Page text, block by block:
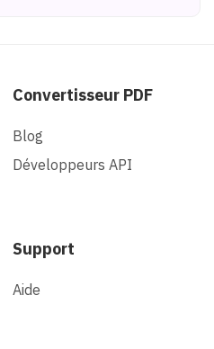
Convertisseur PDF
Blog
Développeurs API
Support
Aide